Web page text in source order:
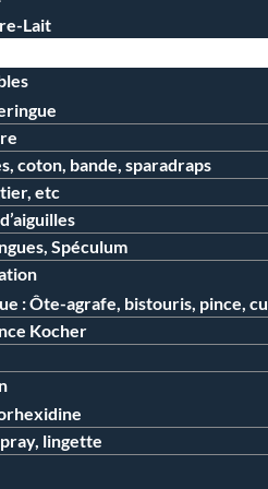
Lait
coton, bande, sparadraps
etc
Spéculum
: Ôte-agrafe, bistouris, pince,
Kocher
lingette